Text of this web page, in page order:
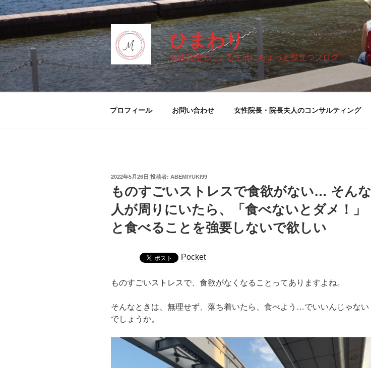
コ
ン
ン
ツ
へ
ス
キ
ひまわり
女性税理士による生活にちょっと役立つブログ
プロフィール お問い合わせ 女性院長・院長夫人のコンサルティング
投
日:
2022年5月26日 投稿者: ABEMIYUKI99
ものすごいストレスで食欲がない… そんな
人が周りにいたら、「食べないとダメ！」
と食べることを強要しないで欲しい
Pocket
ものすごいストレスで、食欲がなくなることってありますよね。
そんなときは、無理せず、落ち着いたら、食べよう…でいいんじゃない
でしょうか。